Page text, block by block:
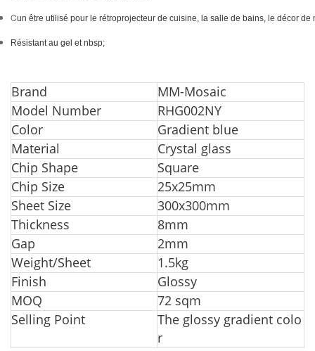
Cun être utilisé pour le rétroprojecteur de cuisine, la salle de bains, le décor de
Résistant au gel et nbsp;
Brand
MM-Mosaic
Model Number
RHG002NY
Color
Gradient blue
Material
Crystal glass
Chip Shape
Square
Chip Size
25x25mm
Sheet Size
300x300mm
Thickness
8mm
Gap
2mm
Weight/Sheet
1.5kg
Finish
Glossy
MOQ
72 sqm
Selling Point
The glossy gradient colo
r